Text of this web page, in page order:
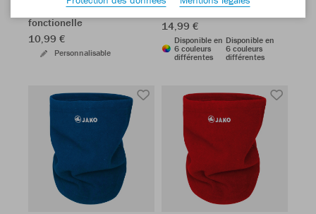
JAKO Cache-cou
fonctionelle
10,99 €
Personnalisable
JAKO Cache-cou
14,99 €
Disponible en
6 couleurs
différentes
Disponible en
6 couleurs
différentes